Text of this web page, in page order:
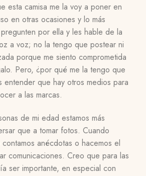
esta camisa me la voy a poner en
en otras ocasiones y lo más
por ella y les hable de la
a voz; no la tengo que postear ni
porque me siento comprometida
Pero, ¿por qué me la tengo que
entender que hay otros medios para
a las marcas.
de mi edad estamos más
que a tomar fotos. Cuando
anécdotas o hacemos el
comunicaciones. Creo que para las
ser importante, en especial con